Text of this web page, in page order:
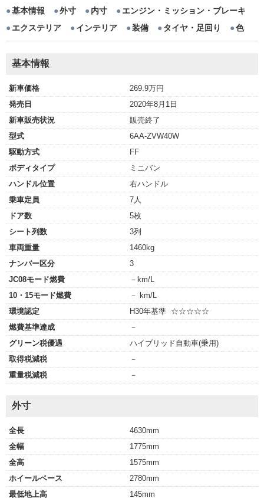
基本情報 外寸 内寸
エンジン・ミッション・ブレーキ
エクステリア
インテリア 装備 タイヤ・足回り 色
基本情報
新車価格
269.9万円
発売日
2020年8月1日
新車販売状況
販売終了
型式
6AA-ZVW40W
駆動方式
FF
ボディタイプ
ミニバン
ハンドル位置
右ハンドル
乗車定員
7人
ドア数
5枚
シート列数
3列
車両重量
1460kg
ナンバー区分
3
JC08モード燃費
－km/L
10・15モード燃費
－ km/L
環境認定
H30年基準 ☆☆☆☆☆
燃費基準達成
－
グリーン税優遇
ハイブリッド自動車(乗用)
取得税減税
－
重量税減税
－
外寸
全長
4630mm
全幅
1775mm
全高
1575mm
ホイールベース
2780mm
最低地上高
145mm